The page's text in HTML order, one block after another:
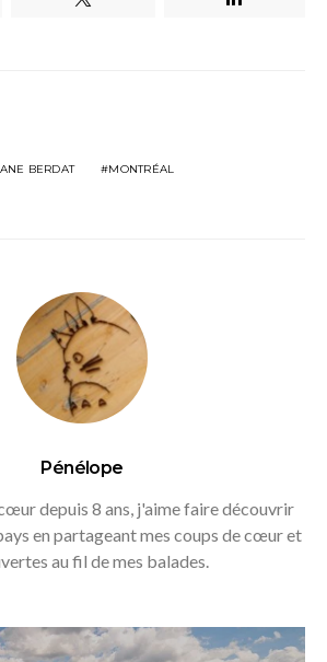
BERDAT MONTRÉAL
Pénélope
depuis 8 ans, j'aime faire découvrir
en partageant mes coups de cœur et
au fil de mes balades.